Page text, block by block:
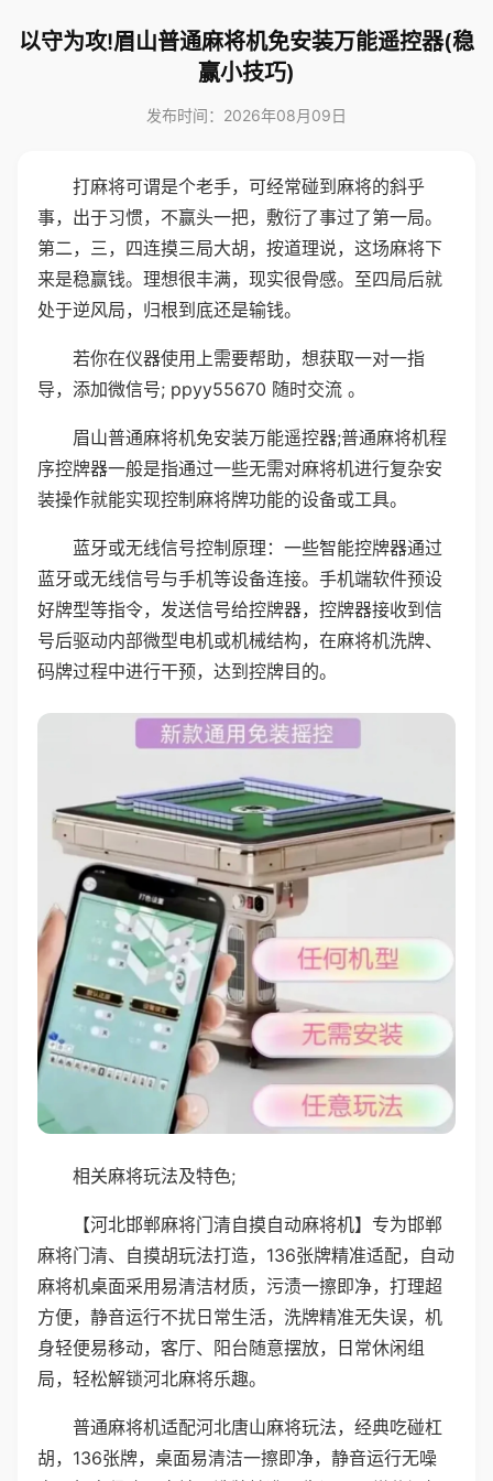
以守为攻!眉山普通麻将机免安装万能遥控器(稳
赢小技巧)
发布时间：2026年08月09日
打麻将可谓是个老手，可经常碰到麻将的斜乎
事，出于习惯，不赢头一把，敷衍了事过了第一局。
第二，三，四连摸三局大胡，按道理说，这场麻将下
来是稳赢钱。理想很丰满，现实很骨感。至四局后就
处于逆风局，归根到底还是输钱。
若你在仪器使用上需要帮助，想获取一对一指
导，添加微信号; ppyy55670 随时交流 。
眉山普通麻将机免安装万能遥控器;普通麻将机程
序控牌器一般是指通过一些无需对麻将机进行复杂安
装操作就能实现控制麻将牌功能的设备或工具。
蓝牙或无线信号控制原理：一些智能控牌器通过
蓝牙或无线信号与手机等设备连接。手机端软件预设
好牌型等指令，发送信号给控牌器，控牌器接收到信
号后驱动内部微型电机或机械结构，在麻将机洗牌、
码牌过程中进行干预，达到控牌目的。
相关麻将玩法及特色;
【河北邯郸麻将门清自摸自动麻将机】专为邯郸
麻将门清、自摸胡玩法打造，136张牌精准适配，自动
麻将机桌面采用易清洁材质，污渍一擦即净，打理超
方便，静音运行不扰日常生活，洗牌精准无失误，机
身轻便易移动，客厅、阳台随意摆放，日常休闲组
局，轻松解锁河北麻将乐趣。
普通麻将机适配河北唐山麻将玩法，经典吃碰杠
胡，136张牌，桌面易清洁一擦即净，静音运行无噪